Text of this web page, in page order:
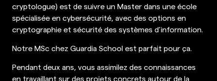
cryptologue) est de suivre un Master dans une école
spécialisée en cybersécurité, avec des options en
cryptographie et sécurité des systèmes d’information.
Notre MSc chez Guardia School est parfait pour ça.
Pendant deux ans, vous assimilez des connaissances
en travaillant sur des projets concrets autour de la